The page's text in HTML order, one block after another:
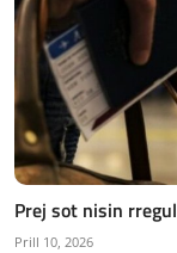
Prej sot nisin
Prill 10, 2026